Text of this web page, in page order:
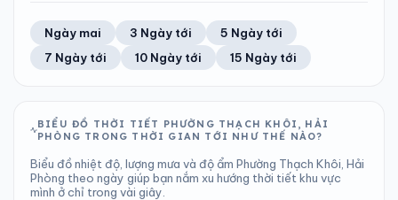
25°C 57%
Khả năng mưa
0 mm
Tổng cả ngày
998 hPa
Bình thường
7
Chỉ số UV
Tốt
Ước lượng
24°C
Ổn định
100%
Khả năng mưa
Trung bình ngày Tốc độ gió
TIA UV TẦM NHÌN
LƯỢNG MƯA
1.74 mm
Tổng cả ngày
ÁP SUẤT
1000 hPa
Bình thường
Ngày mai 3 Ngày tới
5 Ngày tới
7 Ngày tới
10 Ngày tới 15 Ngày tới
BIỂU ĐỒ THỜI TIẾT PHƯỜNG THẠCH KHÔI, HẢI
PHÒNG TRONG THỜI GIAN TỚI NHƯ THẾ NÀO?
Biểu đồ nhiệt độ, lượng mưa và độ ẩm Phường Thạch Khôi, Hải
Phòng theo ngày giúp bạn nắm xu hướng thời tiết khu vực
mình ở chỉ trong vài giây.